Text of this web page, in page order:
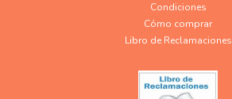
Condiciones
Cómo comprar
Libro de Reclamaciones